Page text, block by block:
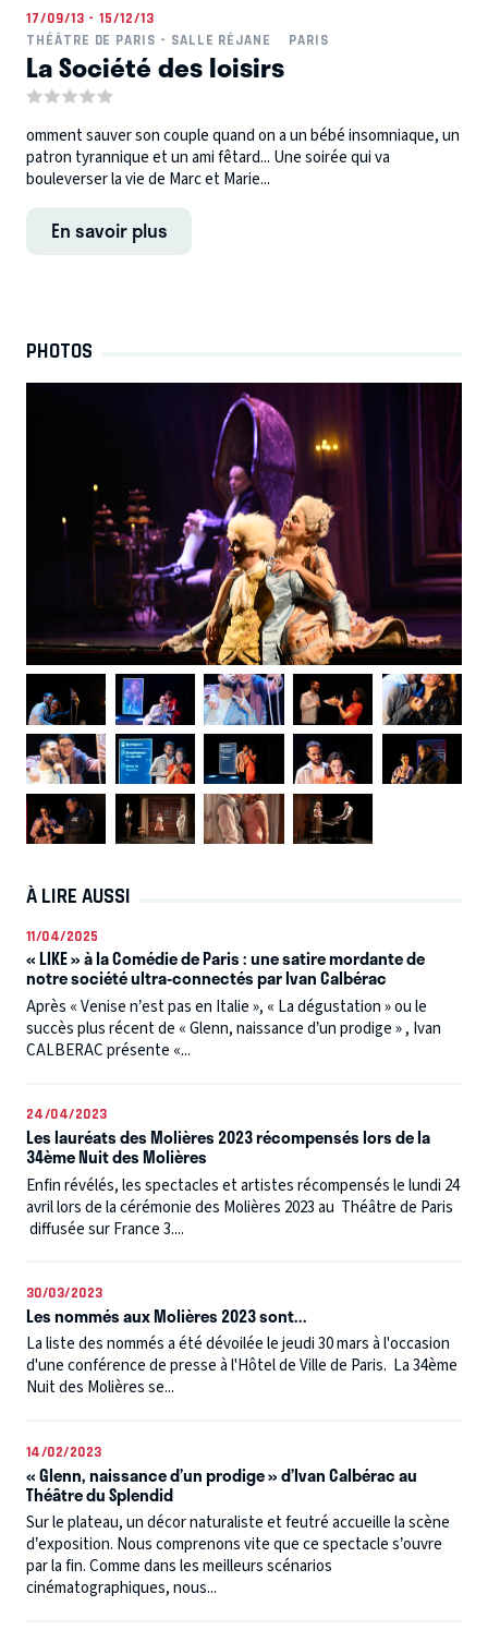
17/09/13 - 15/12/13
THÉÂTRE DE PARIS - SALLE RÉJANE
PARIS
La Société des loisirs
omment sauver son couple quand on a un bébé insomniaque, un
patron tyrannique et un ami fêtard... Une soirée qui va
bouleverser la vie de Marc et Marie...
En savoir plus
PHOTOS
À LIRE AUSSI
11/04/2025
« LIKE » à la Comédie de Paris : une satire mordante de
notre société ultra-connectés par Ivan Calbérac
Après « Venise n’est pas en Italie », « La dégustation » ou le
succès plus récent de « Glenn, naissance d’un prodige » , Ivan
CALBERAC présente «...
24/04/2023
Les lauréats des Molières 2023 récompensés lors de la
34ème Nuit des Molières
Enfin révélés, les spectacles et artistes récompensés le lundi 24
avril lors de la cérémonie des Molières 2023 au Théâtre de Paris
diffusée sur France 3....
30/03/2023
Les nommés aux Molières 2023 sont...
La liste des nommés a été dévoilée le jeudi 30 mars à l'occasion
d'une conférence de presse à l'Hôtel de Ville de Paris. La 34ème
Nuit des Molières se...
14/02/2023
« Glenn, naissance d’un prodige » d’Ivan Calbérac au
Théâtre du Splendid
Sur le plateau, un décor naturaliste et feutré accueille la scène
d’exposition. Nous comprenons vite que ce spectacle s’ouvre
par la fin. Comme dans les meilleurs scénarios
cinématographiques, nous...